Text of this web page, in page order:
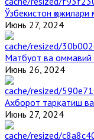
Ўзбекистон
Июнь 27, 2024
Матбуот ва оммавий
Июнь 26, 2024
Ахборот тарқатиш
Июнь 27, 2024